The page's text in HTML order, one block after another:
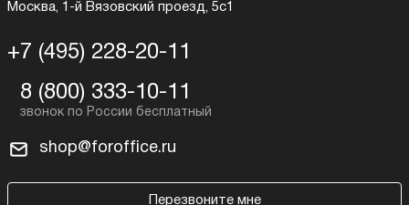
Москва, 1-й Вязовский проезд, 5с1
+7 (495) 228-20-11
8 (800) 333-10-11
shop@foroffice.ru
Перезвоните мне